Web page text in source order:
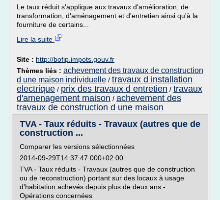
Le taux réduit s'applique aux travaux d'amélioration, de
transformation, d'aménagement et d'entretien ainsi qu'à la
fourniture de certains...
Lire la suite
Site : http://bofip.impots.gouv.fr
Thèmes liés : achevement des travaux de construction
d une maison individuelle / travaux d installation
electrique / prix des travaux d entretien / travaux
d'amenagement maison / achevement des
travaux de construction d une maison
TVA - Taux réduits - Travaux (autres que de
construction ...
Comparer les versions sélectionnées
2014-09-29T14:37:47.000+02:00
TVA - Taux réduits - Travaux (autres que de construction
ou de reconstruction) portant sur des locaux à usage
d'habitation achevés depuis plus de deux ans -
Opérations concernées